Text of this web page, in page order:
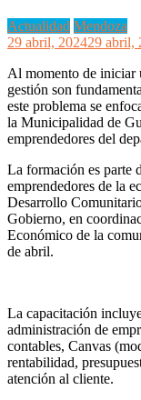
Actualidad Mendoza
29 abril, 202429 abril,
Al momento de iniciar
gestión son
este problema se
la Municipalidad de
emprendedores del
La formación es parte
emprendedores de la
Desarrollo
Gobierno, en
Económico de la
de abril.
La capacitación
administración de
contables, Canvas
rentabilidad,
atención al cliente.